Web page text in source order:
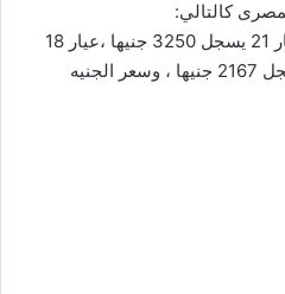
كالتالي:
عيار 24 يسجل 3714 جنيها ،عيار 21 يسجل 3250 جنيها ،عيار 18
يسجل 2786 جنيها ،عيار 14 يسجل 2167 جنيها ، وسعر الجنيه